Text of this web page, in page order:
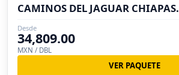
CAMINOS DEL JAGUAR CHIAPAS.
Desde
34,809.00
MXN / DBL
VER PAQUETE